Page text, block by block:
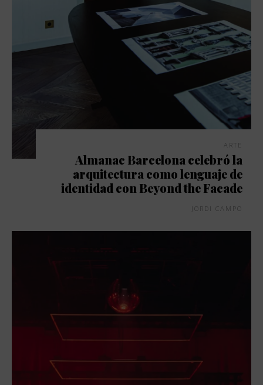
ARTE
Almanac Barcelona celebró la
arquitectura como lenguaje de
identidad con Beyond the Facade
JORDI CAMPO